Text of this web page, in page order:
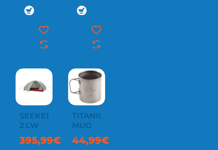
SEEKER
2 LW
395,99€
TITANIUM
MUG
44,99€